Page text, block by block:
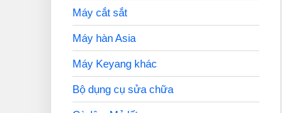
Máy cắt sắt
Máy hàn Asia
Máy Keyang khác
Bộ dụng cụ sửa chữa